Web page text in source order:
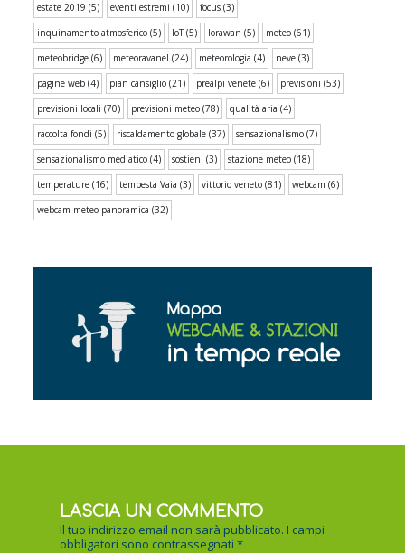
estate 2019 (5) eventi estremi (10) focus (3)
inquinamento atmosferico (5) IoT(5) lorawan (5) meteo (61)
meteobridge (6) meteoravanel (24) meteorologia (4) neve (3)
pagine web (4) pian cansiglio (21) prealpi venete (6) previsioni (53)
previsioni locali (70) previsioni meteo (78) qualità aria (4)
raccolta fondi (5) riscaldamento globale (37) sensazionalismo (7)
sensazionalismo mediatico (4) sostieni (3) stazione meteo (18)
temperature (16) tempesta Vaia (3) vittorio veneto (81) webcam (6)
webcam meteo panoramica (32)
LASCIA UN COMMENTO
Il tuo indirizzo email non sarà pubblicato. I campi
obbligatori sono contrassegnati*